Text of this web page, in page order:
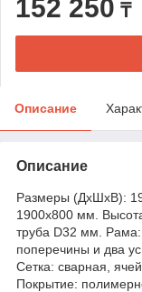
152 250 ₸
Описание
Описание
Размеры (ДхШхВ):
1900х800 мм.
труба D32 мм.
поперечины и два
Сетка: сварная,
Покрытие: